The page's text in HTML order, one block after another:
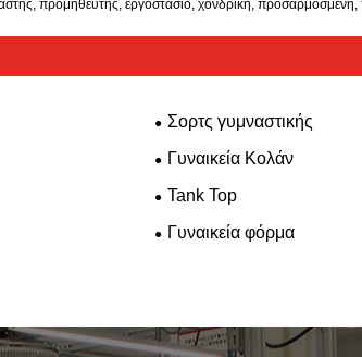
προμηθευτής, εργοστάσιο, χονδρική,
Σορτς γυμναστικής
Γυναικεία Κολάν
Tank Top
Γυναικεία φόρμα